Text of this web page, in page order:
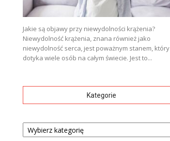
Jakie są objawy przy niewydolności krążenia?
Niewydolność krążenia, znana również jako
niewydolność serca, jest poważnym stanem, który
dotyka wiele osób na całym świecie. Jest to...
Kategorie
Kategorie